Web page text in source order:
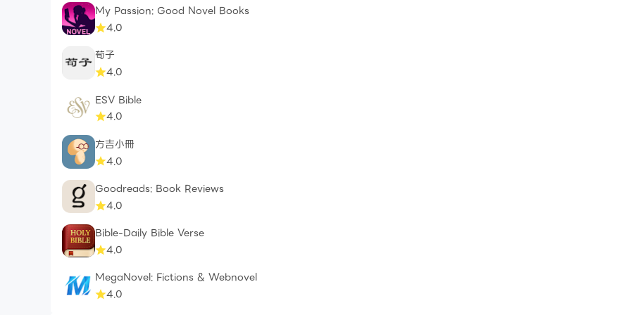
My Passion: Good Novel Books
4.0
荀子
4.0
ESV Bible
4.0
方吉小冊
4.0
Goodreads: Book Reviews
4.0
Bible-Daily Bible Verse
4.0
MegaNovel: Fictions & Webnovel
4.0